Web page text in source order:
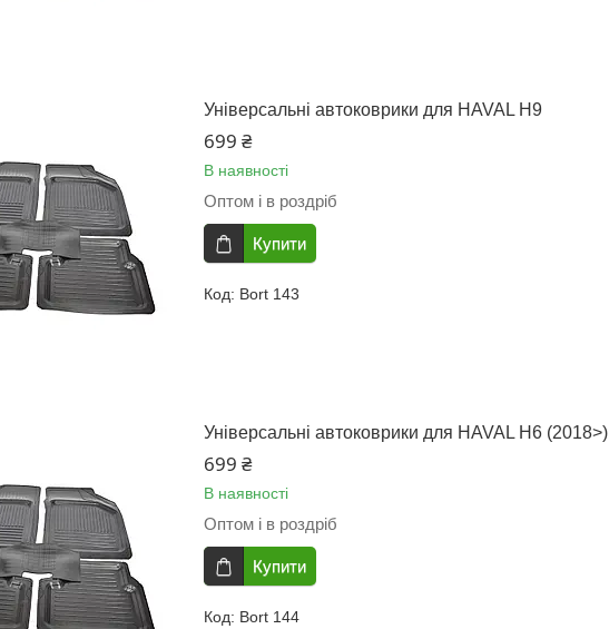
Універсальні автоковрики для HAVAL H9
699 ₴
В наявності
Оптом і в роздріб
Купити
Bort 143
Універсальні автоковрики для HAVAL H6 (2018>)
699 ₴
В наявності
Оптом і в роздріб
Купити
Bort 144